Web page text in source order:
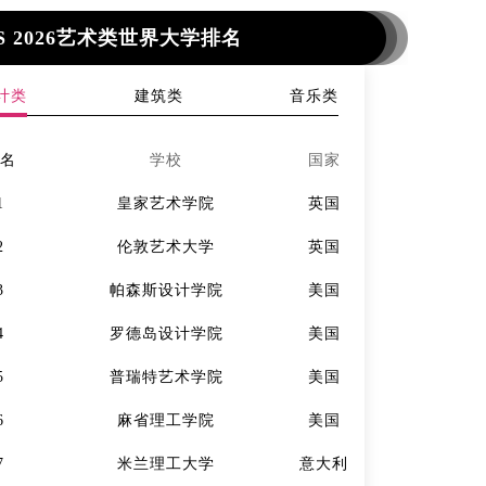
2026艺术类世界大学排名
类 建筑类 音乐类
学校 国家
皇家艺术学院 英国
伦敦艺术大学 英国
帕森斯设计学院 美国
罗德岛设计学院 美国
普瑞特艺术学院 美国
麻省理工学院 美国
米兰理工大学 意大利